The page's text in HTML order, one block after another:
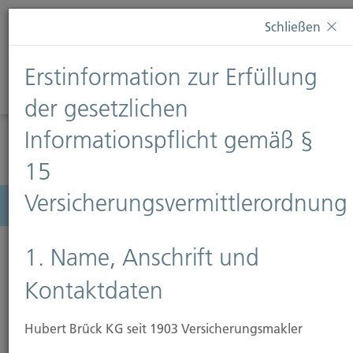
Diese Webseite verwendet Cookies. Wenn Sie weiterhin
Informationen finden Sie auf unserer SeiteDatenschutz
Diese Nachricht nicht erneut anzeigen
Menü
Haus- und Grundstücks-
Haftpflicht-Versicherung
Schließen
Erstinformation zur Erfüllung
der gesetzlichen
Informationspflicht gemäß §
15
Versicherungsvermittlerordnung
1. Name, Anschrift und
Kontaktdaten
Hubert Brück KG seit 1903 Versicherungsmakler